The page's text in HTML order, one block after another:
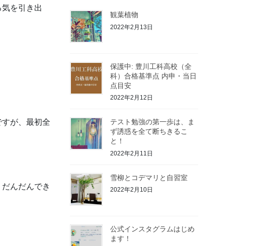
を引き出
が、最初全
んだんでき
観葉植物
2022年2月13日
保護中: 豊川工科高校（全
科）合格基準点 内申・当日
点目安
2022年2月12日
テスト勉強の第一歩は、ま
ず誘惑を全て断ちきるこ
と！
2022年2月11日
雪柳とコデマリと自習室
2022年2月10日
公式インスタグラムはじめ
ます！